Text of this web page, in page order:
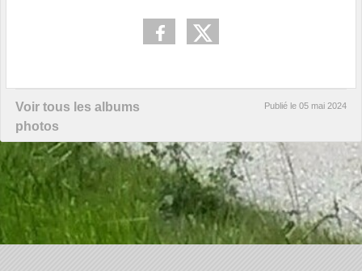
Voir tous les albums
photos
Publié le 05 mai 2024